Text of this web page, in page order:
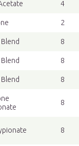
4
2
8
8
8
8
8